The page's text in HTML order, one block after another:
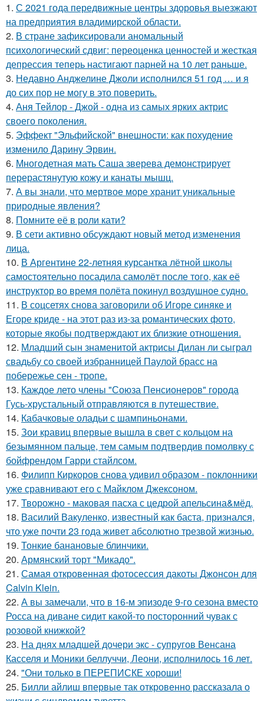
1. С 2021 года передвижные центры здоровья выезжают
на предприятия владимирской области.
2. В стране зафиксировали аномальный
психологический сдвиг: переоценка ценностей и жесткая
депрессия теперь настигают парней на 10 лет раньше.
3. Недавно Анджелине Джоли исполнился 51 год … и я
до сих пор не могу в это поверить.
4. Аня Тейлор - Джой - одна из самых ярких актрис
своего поколения.
5. Эффект "Эльфийской" внешности: как похудение
изменило Дарину Эрвин.
6. Многодетная мать Саша зверева демонстрирует
перерастянутую кожу и канаты мышц.
7. А вы знали, что мертвое море хранит уникальные
природные явления?
8. Помните её в роли кати?
9. В сети активно обсуждают новый метод изменения
лица.
10. В Аргентине 22-летняя курсантка лётной школы
самостоятельно посадила самолёт после того, как её
инструктор во время полёта покинул воздушное судно.
11. В соцсетях снова заговорили об Игоре синяке и
Егоре криде - на этот раз из-за романтических фото,
которые якобы подтверждают их близкие отношения.
12. Младший сын знаменитой актрисы Дилан ли сыграл
свадьбу со своей избранницей Паулой брасс на
побережье сен - тропе.
13. Каждое лето члены "Союза Пенсионеров" города
Гусь-хрустальный отправляются в путешествие.
14. Кабачковые оладьи с шампиньонами.
15. Зои кравиц впервые вышла в свет с кольцом на
безымянном пальце, тем самым подтвердив помолвку с
бойфрендом Гарри стайлсом.
16. Филипп Киркоров снова удивил образом - поклонники
уже сравнивают его с Майклом Джексоном.
17. Творожно - маковая пасха с цедрой апельсина&мёд.
18. Василий Вакуленко, известный как баста, признался,
что уже почти 23 года живет абсолютно трезвой жизнью.
19. Тонкие банановые блинчики.
20. Армянский торт "Микадо".
21. Самая откровенная фотосессия дакоты Джонсон для
Calvin Klein.
22. А вы замечали, что в 16-м эпизоде 9-го сезона вместо
Росса на диване сидит какой-то посторонний чувак с
розовой книжкой?
23. На днях младшей дочери экс - супругов Венсана
Касселя и Моники беллуччи, Леони, исполнилось 16 лет.
24. "Они только в ПЕРЕПИСКЕ хороши!
25. Билли айлиш впервые так откровенно рассказала о